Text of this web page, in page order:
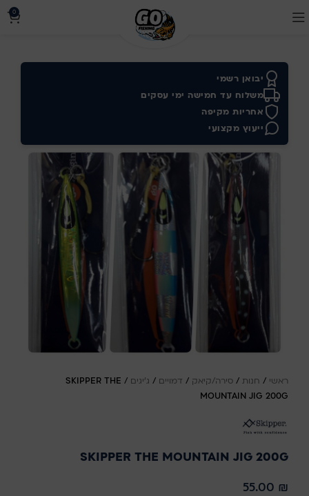
0
יבואן רשמי
משלוח עד חמישה ימי עסקים
אחריות מקיפה
ייעוץ מקצועי
ראשי / חנות / סירה/קיאק / דמויים / ג'יגים /
SKIPPER THE
MOUNTAIN JIG 200G
SKIPPER THE MOUNTAIN JIG 200G
55.00 ₪